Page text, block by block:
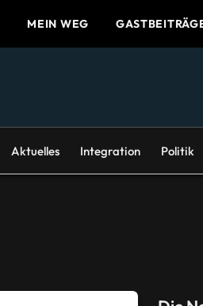
MEIN WEG
Aktuelles Integration Politik